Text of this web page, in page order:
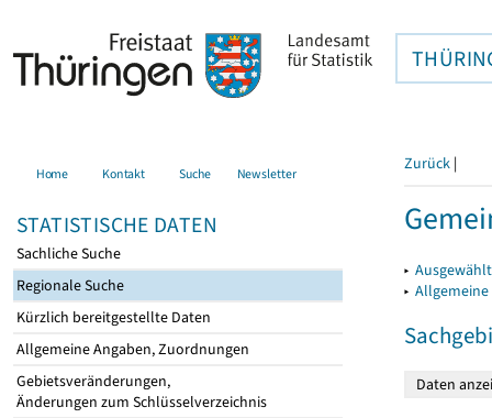
Home Kontakt Suche Newsletter
STATISTISCHE DATEN
Sachliche Suche
Regionale Suche
Kürzlich bereitgestellte Daten
Allgemeine Angaben, Zuordnungen
Gebietsveränderungen,
Änderungen zum Schlüsselverzeichnis
Zurück |
▸
▸